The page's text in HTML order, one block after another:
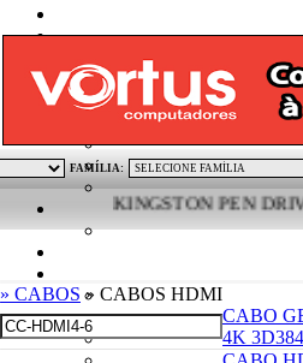
FAMÍLIA:
KINGSTON PEN DRIVE
» CABOS » CABOS HDMI
CABO
4K